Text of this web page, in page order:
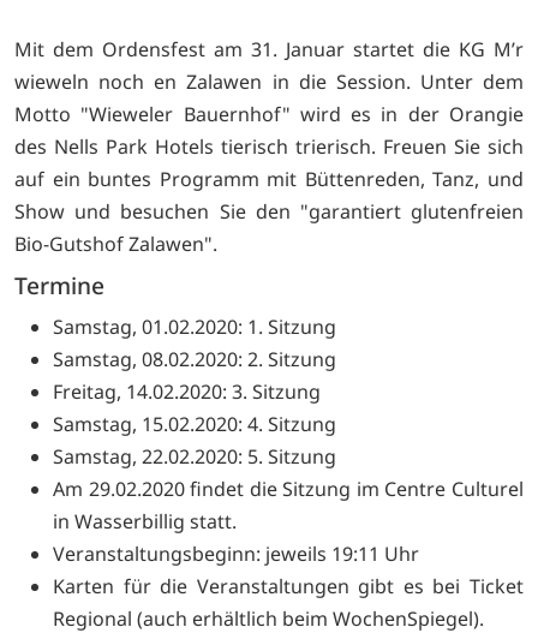
Mit dem Ordensfest am 31. Januar startet die KG M’r
wieweln noch en Zalawen in die Session. Unter dem
Motto "Wieweler Bauernhof" wird es in der Orangie
des Nells Park Hotels tierisch trierisch. Freuen Sie sich
auf ein buntes Programm mit Büttenreden, Tanz, und
Show und besuchen Sie den "garantiert glutenfreien
Bio-Gutshof Zalawen".
Termine
Samstag, 01.02.2020: 1. Sitzung
Samstag, 08.02.2020: 2. Sitzung
Freitag, 14.02.2020: 3. Sitzung
Samstag, 15.02.2020: 4. Sitzung
Samstag, 22.02.2020: 5. Sitzung
Am 29.02.2020 findet die Sitzung im Centre Culturel
in Wasserbillig statt.
Veranstaltungsbeginn: jeweils 19:11 Uhr
Karten für die Veranstaltungen gibt es bei Ticket
Regional (auch erhältlich beim WochenSpiegel).